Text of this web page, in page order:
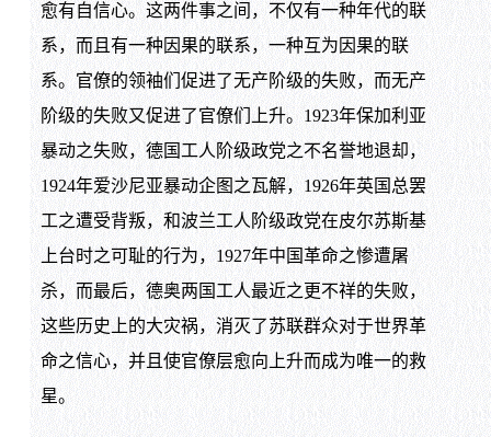
愈有自信心。这两件事之间，不仅有一种年代的联
系，而且有一种因果的联系，一种互为因果的联
系。官僚的领袖们促进了无产阶级的失败，而无产
阶级的失败又促进了官僚们上升。1923年保加利亚
暴动之失败，德国工人阶级政党之不名誉地退却，
1924年爱沙尼亚暴动企图之瓦解，1926年英国总罢
工之遭受背叛，和波兰工人阶级政党在皮尔苏斯基
上台时之可耻的行为，1927年中国革命之惨遭屠
杀，而最后，德奥两国工人最近之更不祥的失败，
这些历史上的大灾祸，消灭了苏联群众对于世界革
命之信心，并且使官僚层愈向上升而成为唯一的救
星。